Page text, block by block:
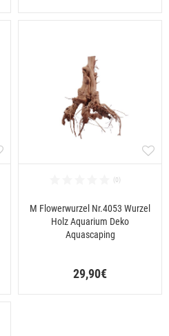
M Flowerwurzel Nr.4053 Wurzel
Holz Aquarium Deko
Aquascaping
29,90€